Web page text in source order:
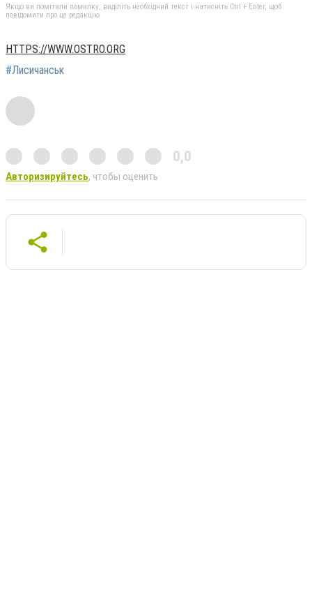
Якщо ви помітили помилку, виділіть необхідний текст і натисніть Ctrl + Enter, щоб
повідомити про це редакцію
HTTPS://WWW.OSTRO.ORG
#Лисичанськ
0,0
Авторизируйтесь, чтобы оценить